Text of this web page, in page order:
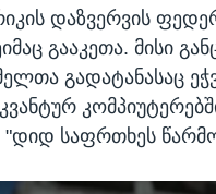
დაზვერვის
გააკეთა. მისი
გადატანასაც
საფრთხეს